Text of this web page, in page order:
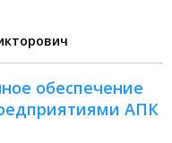
процесса
обеспечение
АПК